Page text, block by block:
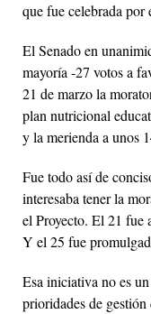
que fue celebrada por
El Senado en
mayoría -27 votos a
21 de marzo la
plan nutricional
y la merienda a unos
Fue todo así de
interesaba tener la
el Proyecto. El 21 fue
Y el 25 fue
Esa iniciativa no es
prioridades de